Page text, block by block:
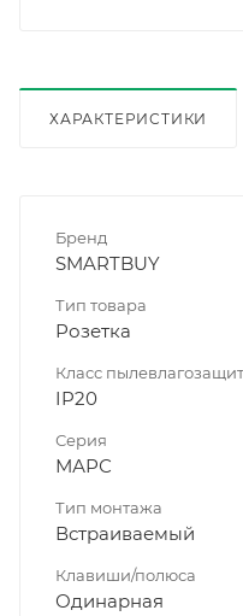
ХАРАКТЕРИСТИКИ
Бренд
SMARTBUY
Тип товара
Розетка
Класс
IP20
Серия
МАРС
Тип монтажа
Встраиваемый
Клавиши/полюса
Одинарная